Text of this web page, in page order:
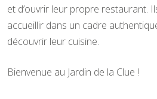
et d’ouvrir leur propre restaurant.
accueillir dans un cadre
découvrir leur cuisine.
Bienvenue au Jardin de la Clue !